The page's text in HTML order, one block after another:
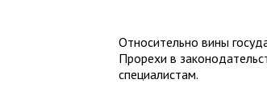
Относительно вины
Прорехи в
специалистам.